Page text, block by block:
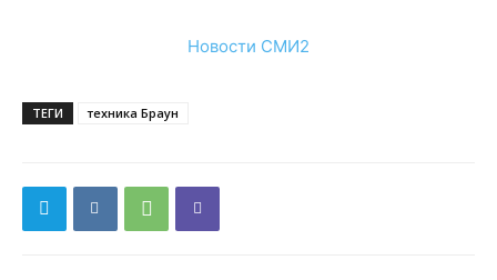
Новости СМИ2
ТЕГИ техника Браун